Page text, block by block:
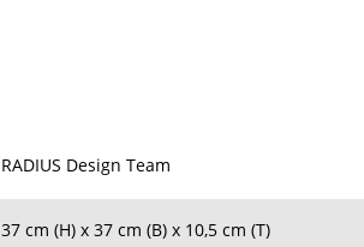
RADIUS Design Team
37 cm (H) x 37 cm (B) x 10,5 cm (T)